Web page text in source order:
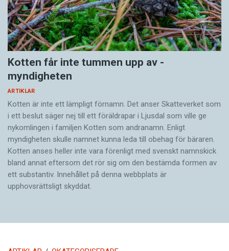
Kotten får inte tummen upp av ­
myndigheten
ARTIKLAR
Kotten är inte ett lämpligt förnamn. Det anser Skatte­verket som
i ett beslut säger nej till ett föräldra­par i Ljusdal som ville ge
nykomlingen i familjen Kotten som andranamn. Enligt
myndigheten skulle namnet kunna leda till obehag för bäraren.
Kotten anses heller inte vara förenligt med svenskt namnskick
bland annat eftersom det rör sig om den bestämda formen av
ett substantiv. Innehållet på denna webbplats är
upphovsrättsligt skyddat.